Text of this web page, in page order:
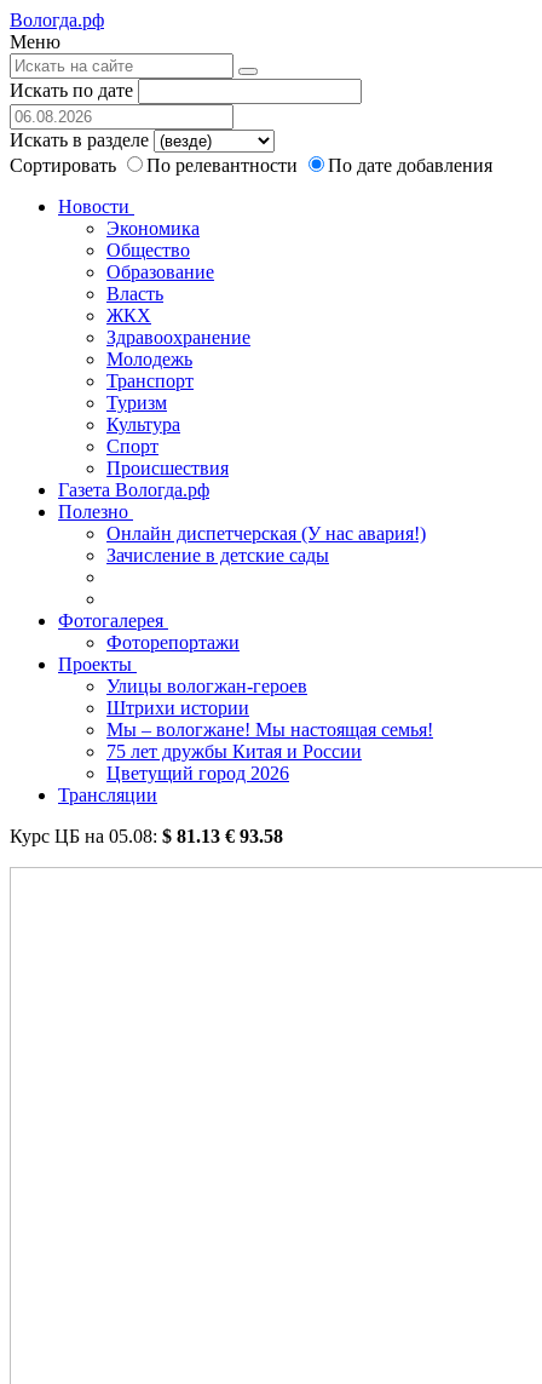
Вологда.рф
Меню
Искать по дате
Искать в разделе
Сортировать
По релевантности
По дате добавления
Новости
Экономика
Общество
Образование
Власть
ЖКХ
Здравоохранение
Молодежь
Транспорт
Туризм
Культура
Спорт
Происшествия
Газета Вологда.рф
Полезно
Онлайн диспетчерская (У нас авария!)
Зачисление в детские сады
Фотогалерея
Фоторепортажи
Проекты
Улицы вологжан-героев
Штрихи истории
Мы – вологжане! Мы настоящая семья!
75 лет дружбы Китая и России
Цветущий город 2026
Трансляции
Курс ЦБ на 05.08: $ 81.13 € 93.58